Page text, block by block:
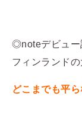
◎noteデビュー
フィンランド
どこまでも平